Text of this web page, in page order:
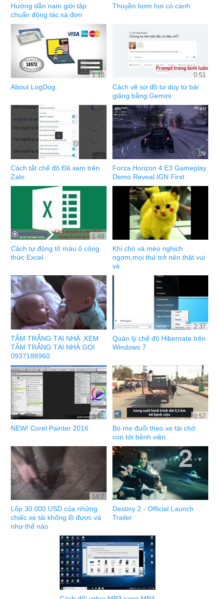
Hướng dẫn nam giới tập
chuẩn động tác xà đơn
Thuyền bơm hơi có cánh
1:10
About LogDog
0:51
Cách vẽ sơ đồ tư duy từ bài
giảng bằng Gemini
Cách tắt chế độ Đã xem trên
Zalo
Forza Horizon 4 E3 Gameplay
Demo Reveal IGN First
1:49
Cách tự động tô màu ô công
thức Excel
Khi chó và mèo nghịch
ngợm,mọi thứ trở nên thật vui
vẻ
TẮM TRẮNG TẠI NHÀ ,KEM
TẮM TRẮNG TẠI NHÀ GỌI
0937188960
2:37
Quản lý chế độ Hibernate trên
Windows 7
3:41
NEW! Corel Painter 2016
0:57
Bò mẹ đuổi theo xe tải chở
con tới bệnh viện
14:7
Lốp 30.000 USD của những
chiếc xe tải khổng lồ được vá
như thế nào
Destiny 2 - Official Launch
Trailer